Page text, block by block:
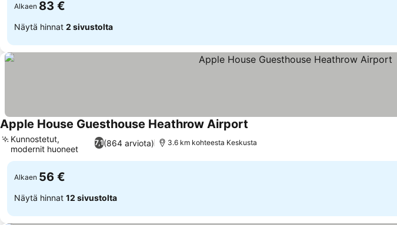
Alkaen 83 €
Näytä hinnat 2 sivustolta
Apple House Guesthouse Heathrow Airport
7,1(864 arviota)
Kunnostetut,
modernit huoneet
3.6 km kohteesta Keskusta
Alkaen 56 €
Näytä hinnat 12 sivustolta